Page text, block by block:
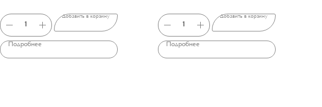
Добавить в корзину
Подробнее
Добавить в корзину
Подробнее